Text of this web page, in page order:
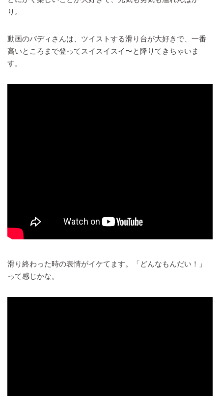
り。
動画のバディさんは、ツイストする滑り台が大好きで、一番
高いところまで登ってスイスイスイ〜と降りてきちゃいま
す。
滑り終わった時の表情がイケてます。「どんなもんだい！」
って感じかな。